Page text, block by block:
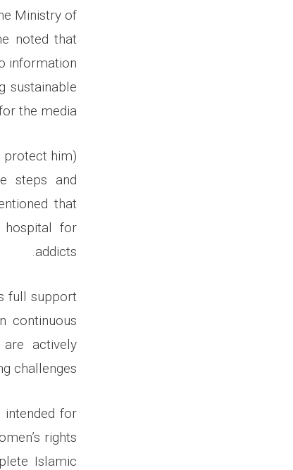
Ministry of
noted that
information
sustainable
the media.
protect him)
steps and
that
hospital for
addicts.
full support
continuous
actively
challenges.
intended for
rights
Islamic